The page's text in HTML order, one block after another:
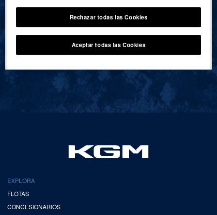
VOLVER AL INICIO
EXPLORA
FLOTAS
CONCESIONARIOS
Rechazar todas las Cookies
Aceptar todas las Cookies